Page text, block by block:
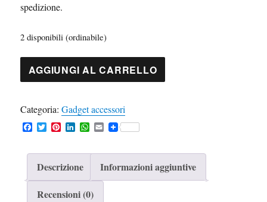
spedizione.
2 disponibili (ordinabile)
Orologio
TermoIgrometro
AGGIUNGI AL CARRELLO
Categoria:Gadget accessori
F
e
b
o
o
k
T
w
t
t
e
r
P
t
e
r
e
s
L
k
e
d
I
n
W
h
t
p
p
E
m
i
l
Descrizione
Informazioni aggiuntive
Recensioni (0)